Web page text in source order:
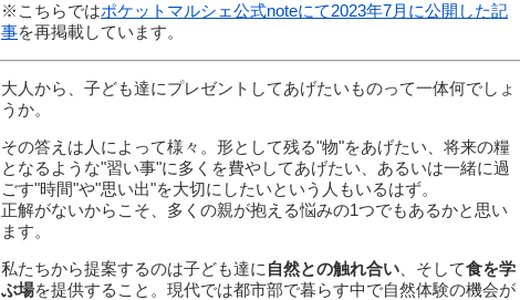
※こちらではポケットマルシェ公式noteにて2023年7月に公開した記
事を再掲載しています。
大人から、子ども達にプレゼントしてあげたいものって一体何でしょ
うか。
その答えは人によって様々。形として残る"物"をあげたい、将来の糧
となるような"習い事"に多くを費やしてあげたい、あるいは一緒に過
ごす"時間"や"思い出"を大切にしたいという人もいるはず。
正解がないからこそ、多くの親が抱える悩みの1つでもあるかと思い
ます。
私たちから提案するのは子ども達に 自然との触れ合い 、そして食を学
ぶ場を提供すること。現代では都市部で暮らす中で自然体験の機会が